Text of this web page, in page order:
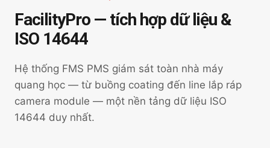
FacilityPro — tích hợp dữ liệu &
ISO 14644
Hệ thống FMS PMS giám sát toàn nhà máy
quang học — từ buồng coating đến line lắp ráp
camera module — một nền tảng dữ liệu ISO
14644 duy nhất.